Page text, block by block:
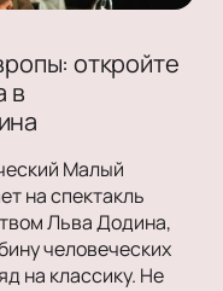
откройте
в
Малый
на спектакль
Льва Додина,
человеческих
на классику. Не